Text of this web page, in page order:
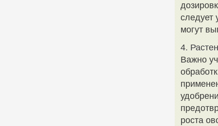
следует
могут
4.
Важно
роста